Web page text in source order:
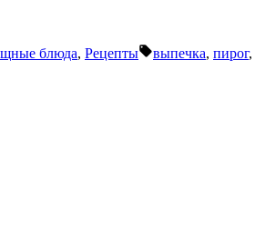
блюда, Рецепты Метки:
выпечка, пирог,